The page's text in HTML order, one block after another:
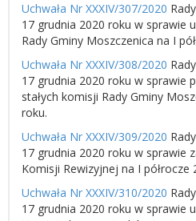
Uchwała Nr XXXIV/307/2020
17 grudnia 2020 roku w sprawie
Rady Gminy Moszczenica na I
Uchwała Nr XXXIV/308/2020
17 grudnia 2020 roku w sprawie
stałych komisji Rady Gminy
roku.
Uchwała Nr XXXIV/309/2020
17 grudnia 2020 roku w sprawie
Komisji Rewizyjnej na I półrocze
Uchwała Nr XXXIV/310/2020
17 grudnia 2020 roku w sprawie